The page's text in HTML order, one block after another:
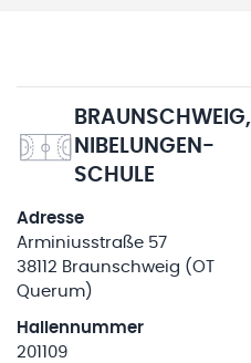
BRAUNSCHWEIG,
NIBELUNGEN-
SCHULE
Adresse
Arminiusstraße 57
38112 Braunschweig (OT
Querum)
Hallennummer
201109